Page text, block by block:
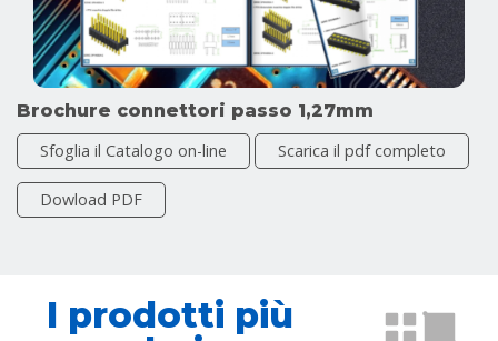
Brochure connettori passo 1,27mm
Sfoglia il Catalogo on-line
Scarica il pdf completo
Dowload PDF
I prodotti più